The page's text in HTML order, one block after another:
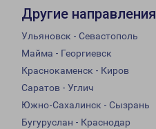
Другие направления
Ульяновск - Севастополь
Майма - Георгиевск
Краснокаменск - Киров
Саратов - Углич
Южно-Сахалинск - Сызрань
Бугуруслан - Краснодар